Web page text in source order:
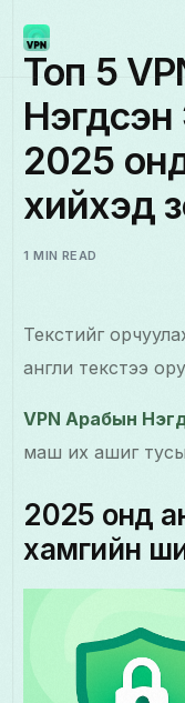
Топ 5
2025
хийхэд
1 MIN READ
Текстийг
англи текстээ
VPN Арабын
маш их ашиг
2025 онд
хамгийн